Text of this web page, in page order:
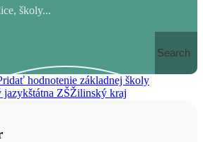
Search
hodnotenie základnej školy
jazykštátna ZŠŽilinský kraj